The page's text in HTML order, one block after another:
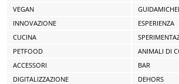
VEGAN
INNOVAZIONE
ESPERIENZA
CUCINA
PETFOOD
ANIMALI DI
ACCESSORI
BAR
DIGITALIZZAZIONE
DEHORS